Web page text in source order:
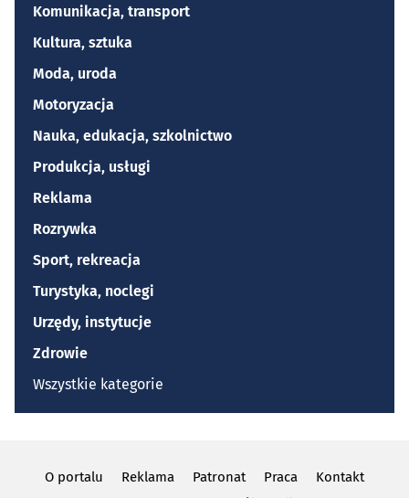
Komunikacja, transport
Kultura, sztuka
Moda, uroda
Motoryzacja
Nauka, edukacja, szkolnictwo
Produkcja, usługi
Reklama
Rozrywka
Sport, rekreacja
Turystyka, noclegi
Urzędy, instytucje
Zdrowie
Wszystkie kategorie
O portalu Reklama Patronat Praca
Kontakt